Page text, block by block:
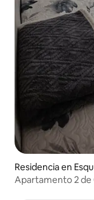
Residencia en
Apartamento 2 de